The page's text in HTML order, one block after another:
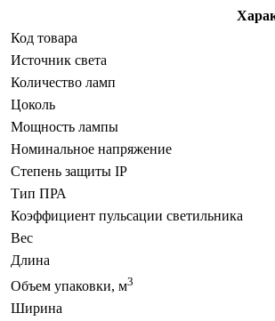
Код товара
Источник света
Количество ламп
Цоколь
Мощность лампы
Номинальное напряжение
Степень защиты IP
Тип ПРА
Коэффициент пульсации светильника
Вес
Длина
Объем упаковки, м3
Ширина